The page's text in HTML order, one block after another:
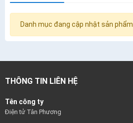
Danh mục đang cập nhật sản phẩm
THÔNG TIN LIÊN HỆ
Tên công ty
Điện tử Tân Phương